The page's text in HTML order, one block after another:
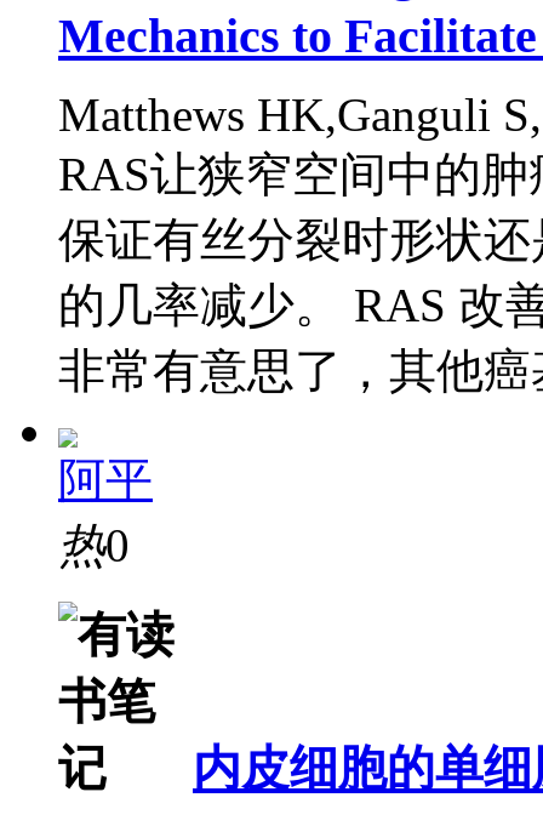
Mechanics to
Matthews HK,Ganguli
RAS让狭窄空间中的
保证有丝分裂时形状
的几率减少。 RAS 改
非常有意思了，其他
阿平
热0
内皮细胞的单